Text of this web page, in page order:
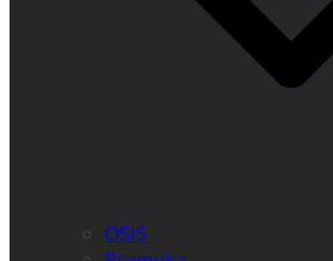
OSIS